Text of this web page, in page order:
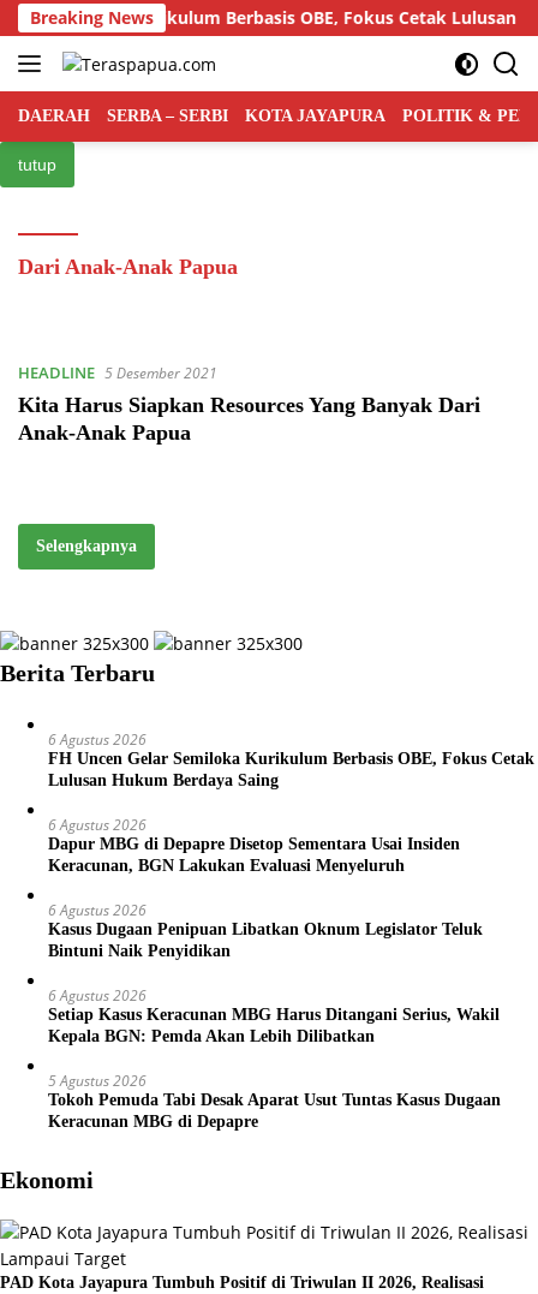
Langsung
ke
konten
Breaking News
Semiloka Kurikulum Berbasis OBE, Fokus Cetak Lulusan
DAERAH SERBA – SERBI KOTA JAYAPURA POLITIK &
tutup
Dari Anak-Anak Papua
HEADLINE 5 Desember 2021
Kita Harus Siapkan Resources Yang Banyak Dari
Anak-Anak Papua
Selengkapnya
Berita Terbaru
6 Agustus 2026
FH Uncen Gelar Semiloka Kurikulum Berbasis OBE, Fokus Cetak
Lulusan Hukum Berdaya Saing
6 Agustus 2026
Dapur MBG di Depapre Disetop Sementara Usai Insiden
Keracunan, BGN Lakukan Evaluasi Menyeluruh
6 Agustus 2026
Kasus Dugaan Penipuan Libatkan Oknum Legislator Teluk
Bintuni Naik Penyidikan
6 Agustus 2026
Setiap Kasus Keracunan MBG Harus Ditangani Serius, Wakil
Kepala BGN: Pemda Akan Lebih Dilibatkan
5 Agustus 2026
Tokoh Pemuda Tabi Desak Aparat Usut Tuntas Kasus Dugaan
Keracunan MBG di Depapre
Ekonomi
PAD Kota Jayapura Tumbuh Positif di Triwulan II 2026, Realisasi